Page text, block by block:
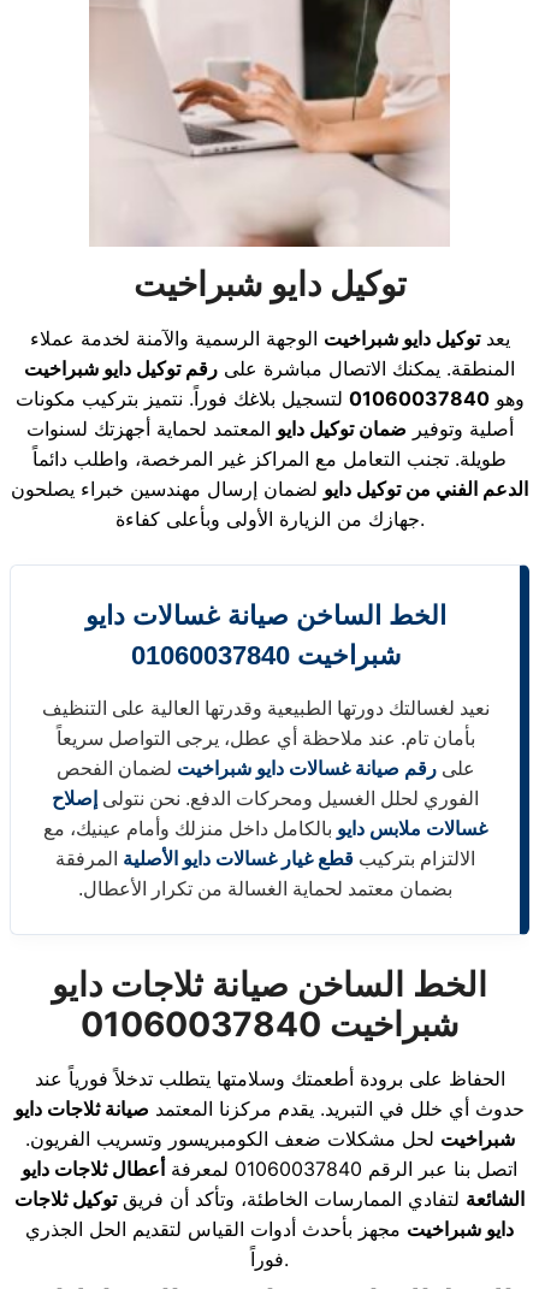
توكيل دايو شبراخيت
يعدتوكيل دايو شبراخيت الوجهة الرسمية والآمنة لخدمة عملاء
المنطقة. يمكنك الاتصال مباشرة على رقم توكيل دايو شبراخيت
وهو01060037840 لتسجيل بلاغك فوراً. نتميز بتركيب مكونات
أصلية وتوفير ضمان توكيل دايو المعتمد لحماية أجهزتك لسنوات
طويلة. تجنب التعامل مع المراكز غير المرخصة، واطلب دائماً
الدعم الفني من توكيل دايو لضمان إرسال مهندسين خبراء يصلحون
جهازك من الزيارة الأولى وبأعلى كفاءة.
الخط الساخن صيانة غسالات دايو
شبراخيت 01060037840
نعيد لغسالتك دورتها الطبيعية وقدرتها العالية على التنظيف
بأمان تام. عند ملاحظة أي عطل، يرجى التواصل سريعاً
علىرقم صيانة غسالات دايو شبراخيت لضمان الفحص
الفوري لحلل الغسيل ومحركات الدفع. نحن نتولى إصلاح
غسالات ملابس دايو بالكامل داخل منزلك وأمام عينيك، مع
الالتزام بتركيب قطع غيار غسالات دايو الأصلية المرفقة
بضمان معتمد لحماية الغسالة من تكرار الأعطال.
الخط الساخن صيانة ثلاجات دايو
شبراخيت 01060037840
الحفاظ على برودة أطعمتك وسلامتها يتطلب تدخلاً فورياً عند
حدوث أي خلل في التبريد. يقدم مركزنا المعتمد صيانة ثلاجات دايو
شبراخيت لحل مشكلات ضعف الكومبريسور وتسريب الفريون.
اتصل بنا عبر الرقم 01060037840 لمعرفة
أعطال ثلاجات دايو
الشائعة لتفادي الممارسات الخاطئة، وتأكد أن فريقتوكيل ثلاجات
دايو شبراخيت مجهز بأحدث أدوات القياس لتقديم الحل الجذري
فوراً.